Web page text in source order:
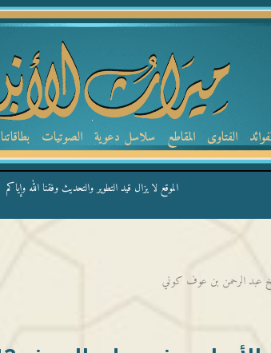
الفتاوى المقاطع سلاسل دعوية الصوتيات بطاقاتنا
الموقع لا يزال قيد التطوير والتحديث وفقنا الله وإياكم